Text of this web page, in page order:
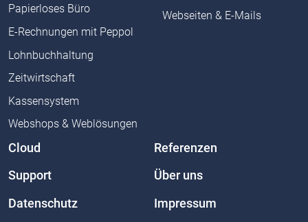
Papierloses Büro
E-Rechnungen mit Peppol
Lohnbuchhaltung
Zeitwirtschaft
Kassensystem
Webshops & Weblösungen
Webseiten & E-Mails
Cloud Referenzen
Support Über uns
Datenschutz Impressum